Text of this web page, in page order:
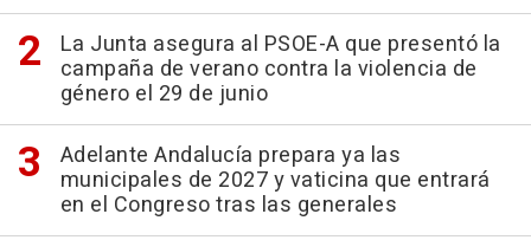
La Junta asegura al PSOE-A que presentó la
campaña de verano contra la violencia de
género el 29 de junio
Adelante Andalucía prepara ya las
municipales de 2027 y vaticina que entrará
en el Congreso tras las generales